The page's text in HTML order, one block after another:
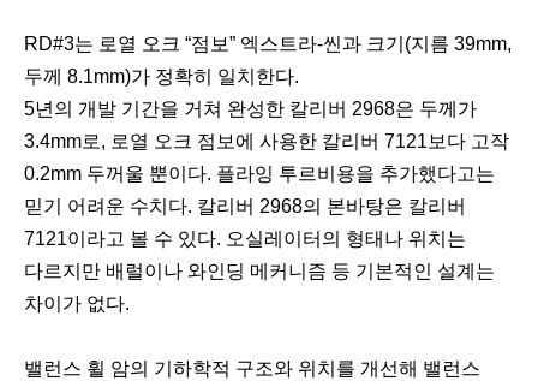
RD#3는 로열 오크 “점보” 엑스트라-씬과 크기(지름 39mm,
두께 8.1mm)가 정확히 일치한다.
5년의 개발 기간을 거쳐 완성한 칼리버 2968은 두께가
3.4mm로, 로열 오크 점보에 사용한 칼리버 7121보다 고작
0.2mm 두꺼울 뿐이다. 플라잉 투르비용을 추가했다고는
믿기 어려운 수치다. 칼리버 2968의 본바탕은 칼리버
7121이라고 볼 수 있다. 오실레이터의 형태나 위치는
다르지만 배럴이나 와인딩 메커니즘 등 기본적인 설계는
차이가 없다.
밸런스 휠 암의 기하학적 구조와 위치를 개선해 밸런스